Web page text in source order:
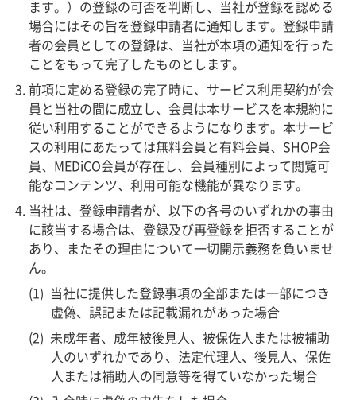
ます。）の登録の可否を判断し、当社が登録を認める
場合にはその旨を登録申請者に通知します。登録申請
者の会員としての登録は、当社が本項の通知を行った
ことをもって完了したものとします。
前項に定める登録の完了時に、サービス利用契約が会
員と当社の間に成立し、会員は本サービスを本規約に
従い利用することができるようになります。本サービ
スの利用にあたっては無料会員と有料会員、SHOP会
員、MEDiCO会員が存在し、会員種別によって閲覧可
能なコンテンツ、利用可能な機能が異なります。
当社は、登録申請者が、以下の各号のいずれかの事由
に該当する場合は、登録及び再登録を拒否することが
あり、またその理由について一切開示義務を負いませ
ん。
当社に提供した登録事項の全部または一部につき
虚偽、誤記または記載漏れがあった場合
未成年者、成年被後見人、被保佐人または被補助
人のいずれかであり、法定代理人、後見人、保佐
人または補助人の同意等を得ていなかった場合